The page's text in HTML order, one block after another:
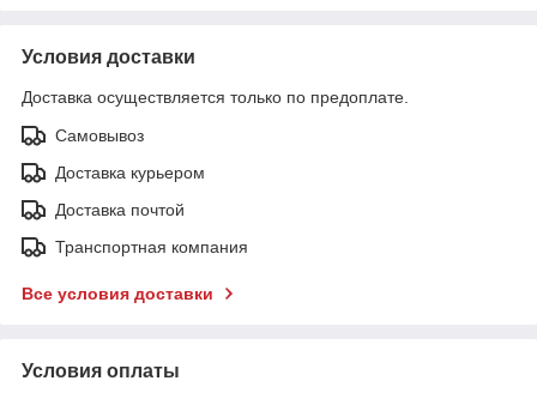
Условия доставки
Доставка осуществляется только по предоплате.
Самовывоз
Доставка курьером
Доставка почтой
Транспортная компания
Все условия доставки
Условия оплаты